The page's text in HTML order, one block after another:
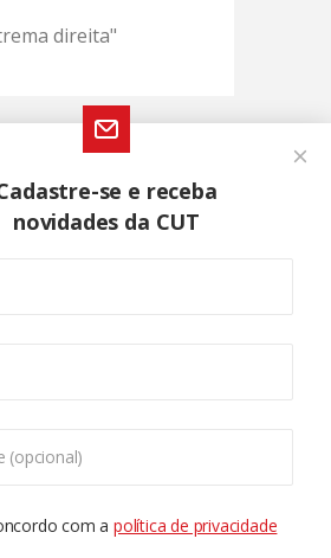
direita"
se e receba
novidades da CUT
(opcional)
com apolítica de privacidade
mais